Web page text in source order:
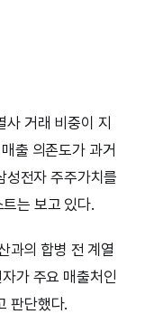
사 거래 비중이 지
출 의존도가 과거
전자 주주가치를
는 보고 있다.
과의 합병 전 계열
가 주요 매출처인
판단했다.